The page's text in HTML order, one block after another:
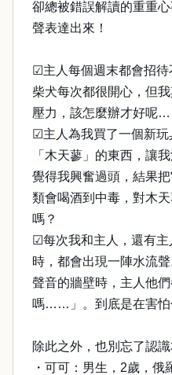
卻總被錯誤解讀的重重
聲表達出來！
☑主人每個週末都會招
柴犬每次都很開心，但
壓力，該怎麼辦才好呢
☑主人為我買了一個新
「木天蓼」的東西，讓
覺得我興奮過頭，結果
類會喝酒到中毒，對木
嗎？
☑每次我和主人，還有
時，都會出現一陣水流
聲音的牆壁時，主人他
嗎……」。到底是在害怕
除此之外，也別忘了認
・可可：男生，2歲，